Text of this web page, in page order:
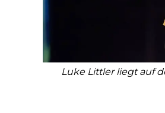
Luke Littler liegt auf